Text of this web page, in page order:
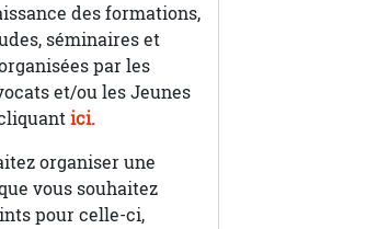
des formations,
séminaires et
par les
et/ou les Jeunes
ici.
organiser une
vous souhaitez
pour celle-ci,